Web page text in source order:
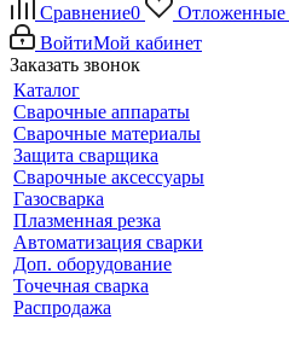
Сравнение0 Отложенные
ВойтиМой кабинет
Заказать звонок
Каталог
Сварочные аппараты
Сварочные материалы
Защита сварщика
Сварочные аксессуары
Газосварка
Плазменная резка
Автоматизация сварки
Доп. оборудование
Точечная сварка
Распродажа